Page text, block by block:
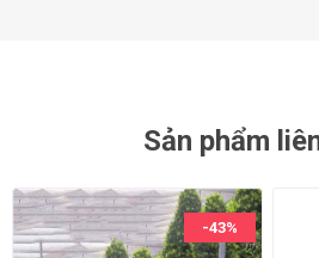
Sản phẩm
-43%